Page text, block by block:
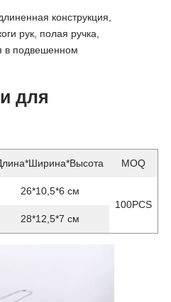
конструкция,
рук, полая ручка,
в подвешенном
для
MOQ
26*10,5*6 см
100PCS
28*12,5*7 см